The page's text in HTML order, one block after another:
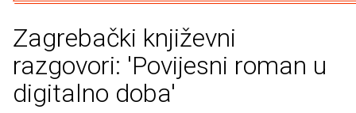
Zagrebački književni
razgovori: 'Povijesni roman u
digitalno doba'